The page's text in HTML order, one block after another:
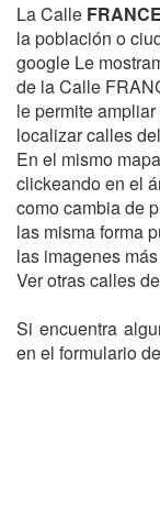
La Calle
la población o
google Le
de la Calle
le permite
localizar calles
En el mismo
clickeando en el
como cambia de
las misma forma
las imagenes
Ver otras calles
Si encuentra
en el formulario de